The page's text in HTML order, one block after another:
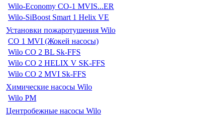
Wilo-Economy CO-1 MVIS...ER
Wilo-SiBoost Smart 1 Helix VE
Установки пожаротушения Wilo
CO 1 MVI (Жокей насосы)
Wilo CO 2 BL Sk-FFS
Wilo CO 2 HELIX V SK-FFS
Wilo CO 2 MVI Sk-FFS
Химические насосы Wilo
Wilo PM
Центробежные насосы Wilo